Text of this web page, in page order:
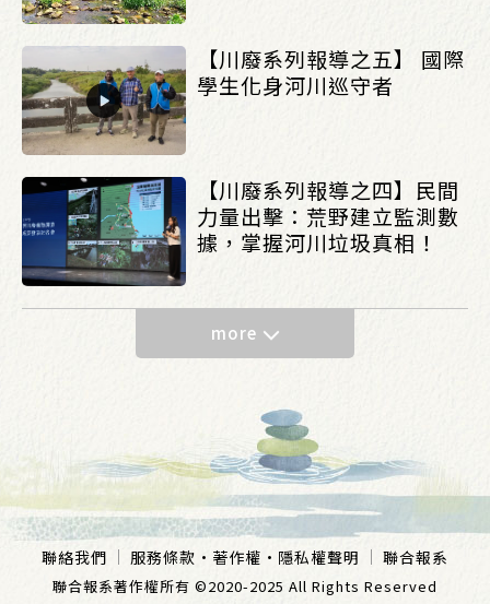
【川廢系列報導之五】 國際
學生化身河川巡守者
【川廢系列報導之四】民間
力量出擊：荒野建立監測數
據，掌握河川垃圾真相！
more
聯絡我們 服務條款 · 著作權 · 隱私權聲明 聯合報系
聯合報系著作權所有 ©2020-2025 All Rights Reserved